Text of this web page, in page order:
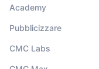
Academy
Pubblicizzare
CMC Labs